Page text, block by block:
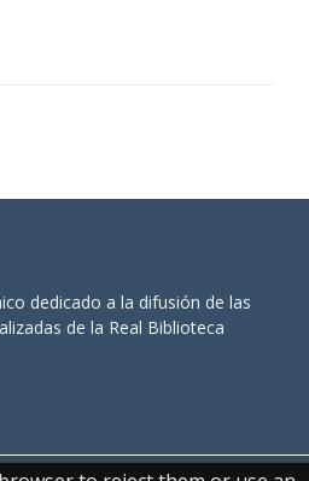
dedicado a la difusión de las
de la Real Biblioteca